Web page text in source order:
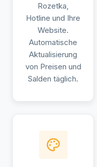
Rozetka,
Hotline und Ihre
Website.
Automatische
Aktualisierung
von Preisen und
Salden täglich.